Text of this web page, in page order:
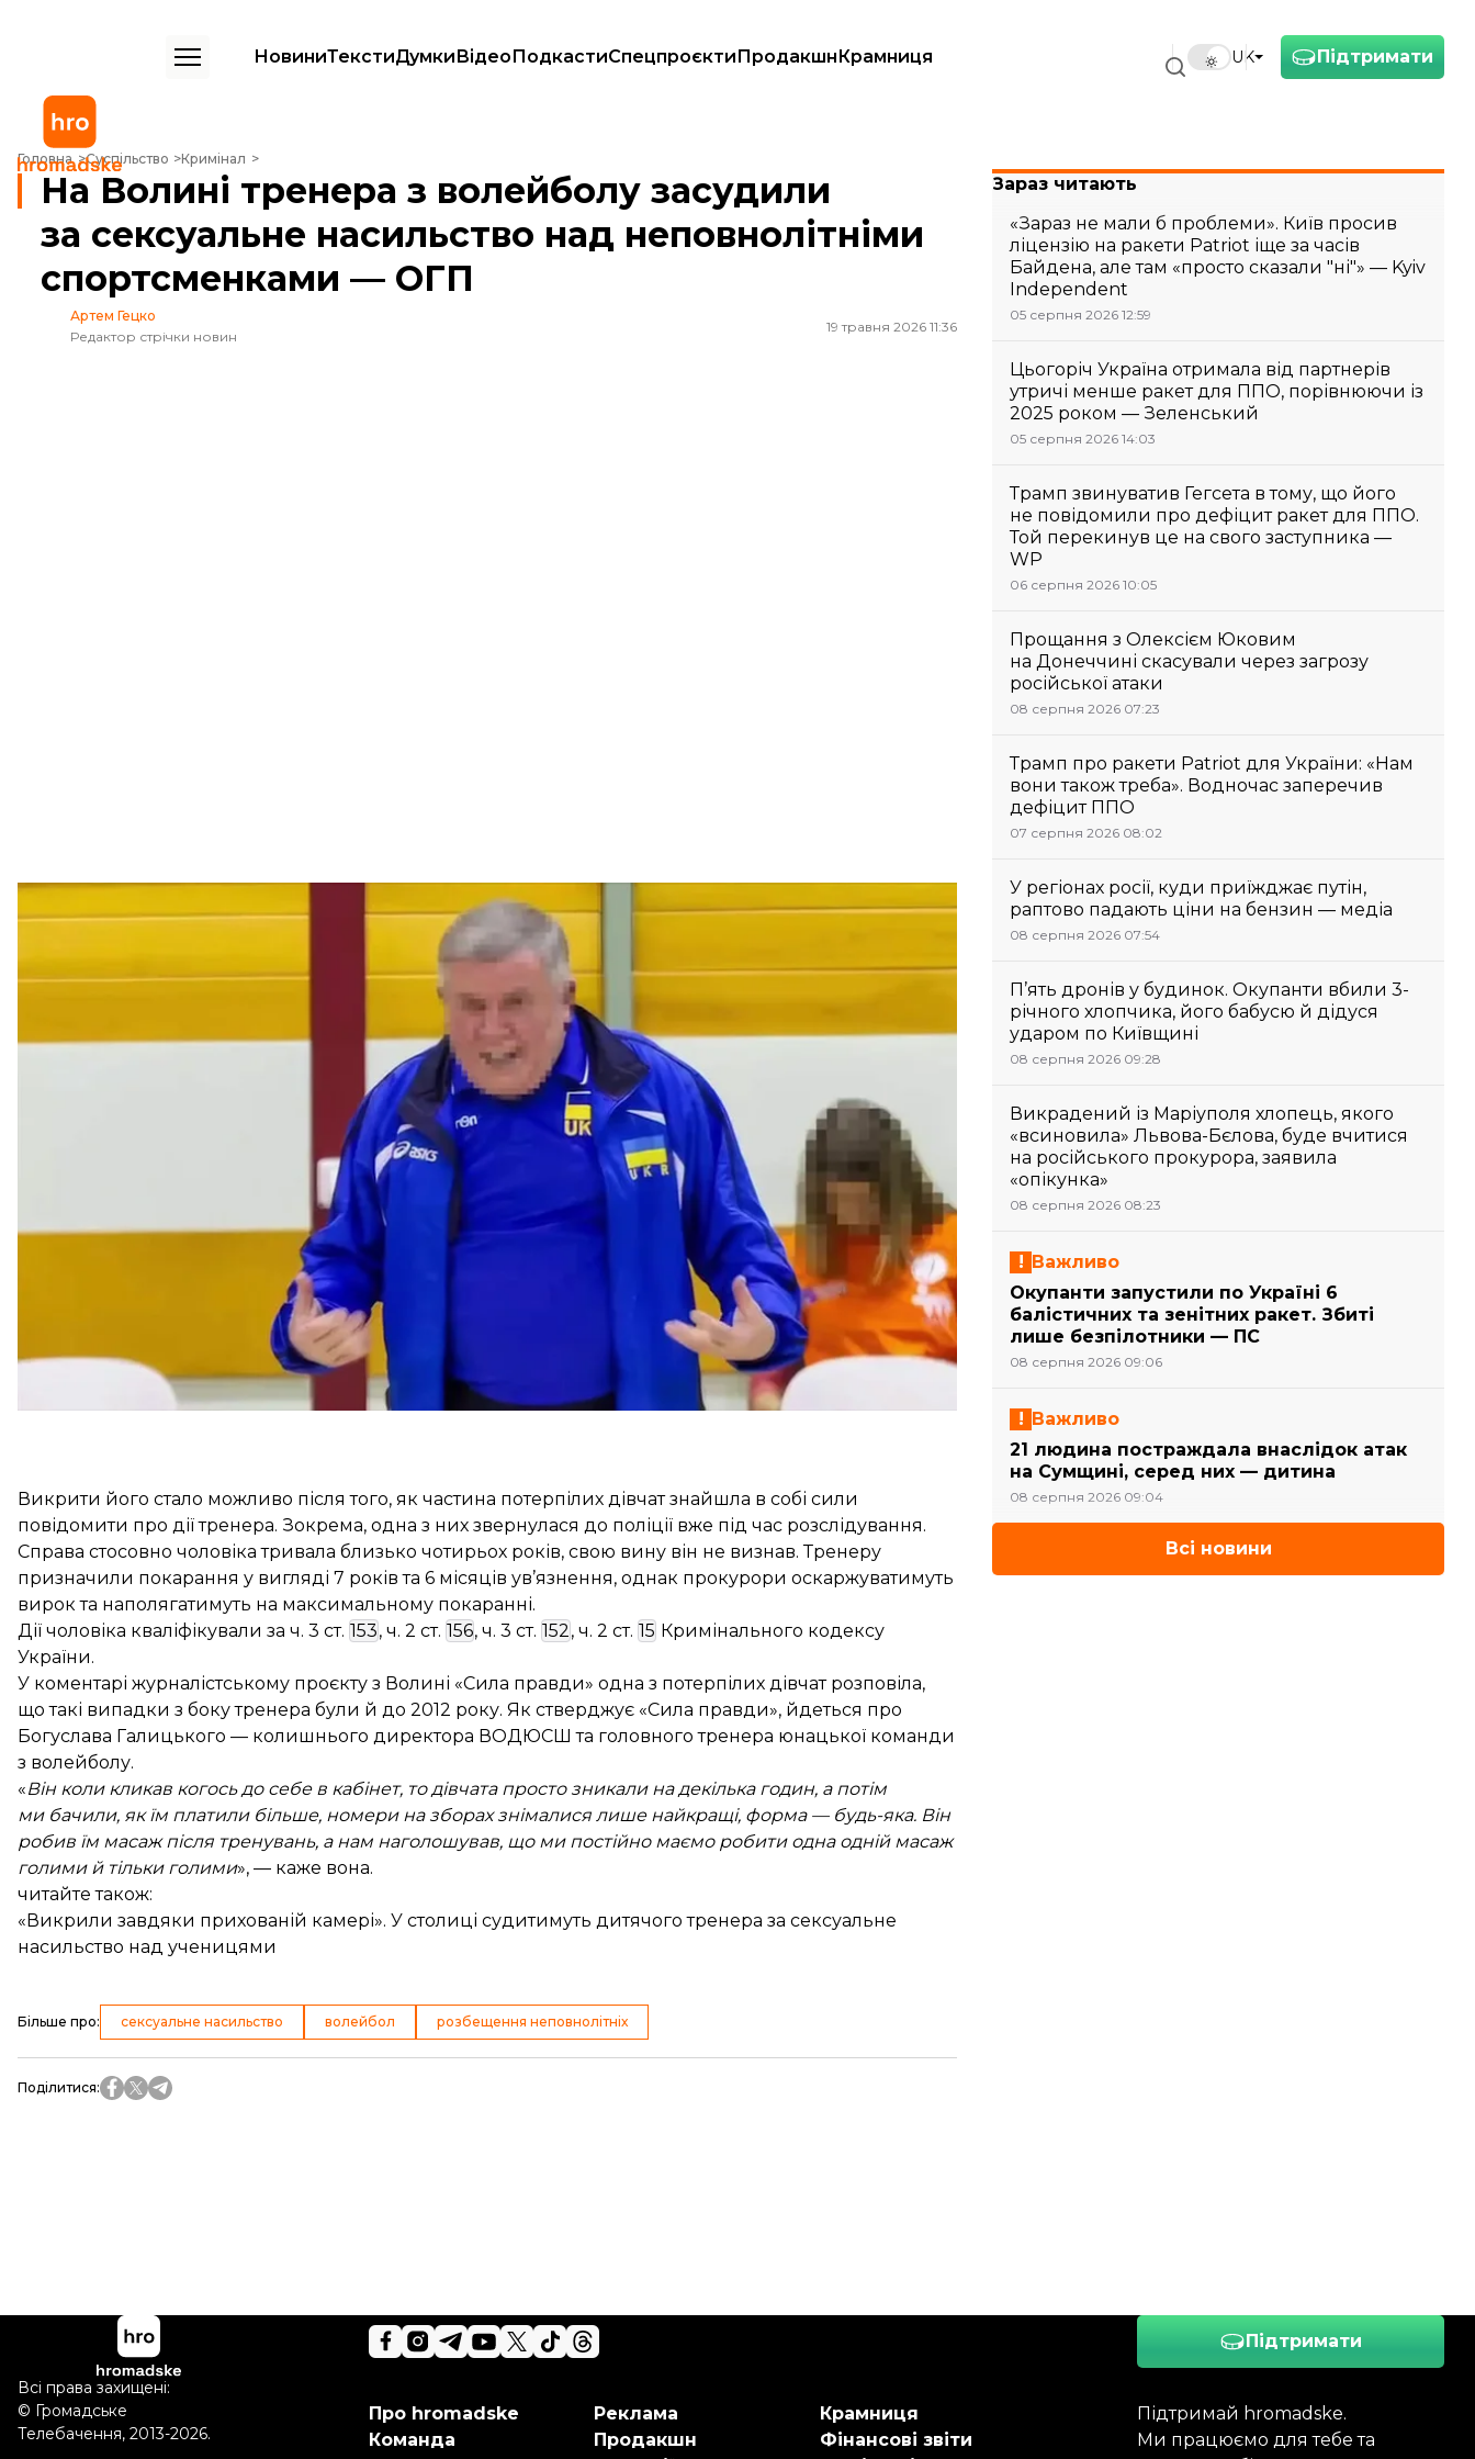
Підтримати
UK
НовиниТекстиДумкиВідеоПодкастиСпецпроєктиПродакшнКрамниця
Головна Суспільство Кримінал
На Волині тренера з волейболу засудили за сексуальне насильство над неповнолітніми спортсменками — ОГП
На Волині тренера з волейболу засудили
за сексуальне насильство над неповнолітніми
спортсменками — ОГП
Артем Гецко
Редактор стрічки новин
19 травня 2026 11:36
Засуджений за сексуальне насильство тренер із волейболу
Скриншот / Офіс генерального прокурора
На Волині до 7 років і 6 місяців засудили тренера з волейболу, який вчиняв сексуальне насильство
над неповнолітніми спортсменками. Раніше він очолював Волинську дитячо-юнацьку спортивну
повідомилив Офісі генерального прокурора.
За даними слідства, протягом 2012–2021 років чоловік, який працював головним тренером
юнацької команди, систематично вчиняв протиправні дії щодо дівчат, які займалися в нього
Правоохоронці встановили, що він тиснув на дівчат, залякував їх виключенням із команди,
недопуском до змагань та руйнуванням спортивної кар’єри.
Викрити його стало можливо після того, як частина потерпілих дівчат знайшла в собі сили
повідомити про дії тренера. Зокрема, одна з них звернулася до поліції вже під час розслідування.
Справа стосовно чоловіка тривала близько чотирьох років, свою вину він не визнав. Тренеру
призначили покарання у вигляді 7 років та 6 місяців ув’язнення, однак прокурори оскаржуватимуть
вирок та наполягатимуть на максимальному покаранні.
Дії чоловіка кваліфікували за ч. 3 ст. 153, ч. 2 ст. 156, ч. 3 ст. 152 , ч. 2 ст. 15 Кримінального кодексу
України.
У коментарі журналістському проєкту з Волині «Сила правди» одна з потерпілих дівчат розповіла,
що такі випадки з боку тренера були й до 2012 року. Як стверджує «Сила правди», йдеться про
Богуслава Галицького — колишнього директора ВОДЮСШ та головного тренера юнацької команди
з волейболу.
«Він коли кликав когось до себе в кабінет, то дівчата просто зникали на декілька годин, а потім
ми бачили, як їм платили більше, номери на зборах знімалися лише найкращі, форма — будь-яка. Він
робив їм масаж після тренувань, а нам наголошував, що ми постійно маємо робити одна одній масаж
голими й тільки голими», — каже вона.
читайте також:
«Викрили завдяки прихованій камері». У столиці судитимуть дитячого тренера за сексуальне
насильство над ученицями
Більше про: сексуальне насильство волейбол розбещення неповнолітніх
Поділитися:
Зараз читають
«Зараз не мали б проблеми». Київ просив
ліцензію на ракети Patriot іще за часів
Байдена, але там «просто сказали "ні"» — Kyiv
Independent
05 серпня 2026 12:59
Цьогоріч Україна отримала від партнерів
утричі менше ракет для ППО, порівнюючи із
2025 роком — Зеленський
05 серпня 2026 14:03
Трамп звинуватив Гегсета в тому, що його
не повідомили про дефіцит ракет для ППО.
Той перекинув це на свого заступника —
WP
06 серпня 2026 10:05
Прощання з Олексієм Юковим
на Донеччині скасували через загрозу
російської атаки
08 серпня 2026 07:23
Трамп про ракети Patriot для України: «Нам
вони також треба». Водночас заперечив
дефіцит ППО
07 серпня 2026 08:02
У регіонах росії, куди приїжджає путін,
раптово падають ціни на бензин — медіа
08 серпня 2026 07:54
П’ять дронів у будинок. Окупанти вбили 3-
річного хлопчика, його бабусю й дідуся
ударом по Київщині
08 серпня 2026 09:28
Викрадений із Маріуполя хлопець, якого
«всиновила» Львова-Бєлова, буде вчитися
на російського прокурора, заявила
«опікунка»
08 серпня 2026 08:23
Важливо
Окупанти запустили по Україні 6
балістичних та зенітних ракет. Збиті
лише безпілотники — ПС
08 серпня 2026 09:06
Важливо
21 людина постраждала внаслідок атак
на Сумщині, серед них — дитина
08 серпня 2026 09:04
Всі новини
Підтримати
Підтримай hromadske.
Ми працюємо для тебе та
Про hromadske
Команда
Реклама
Продакшн
Крамниця
Фінансові звіти
Всі права захищені:
© Громадське
Телебачення, 2013-2026.